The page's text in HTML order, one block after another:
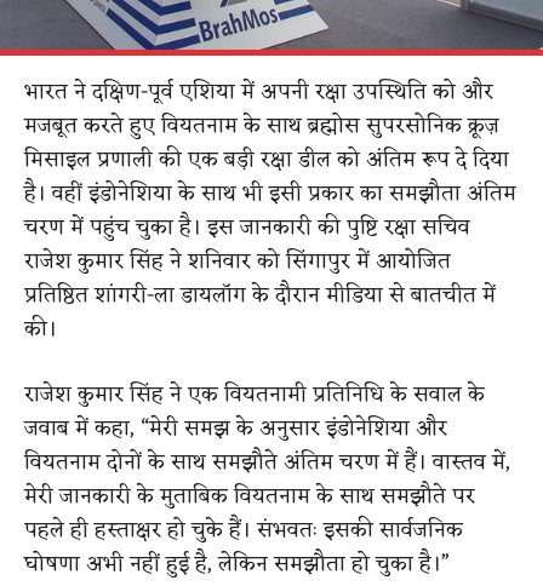
भारत ने दक्षिण-पूर्व एशिया में अपनी रक्षा उपस्थिति को और
मजबूत करते हुए वियतनाम के साथ ब्रह्मोस सुपरसोनिक क्रूज़
मिसाइल प्रणाली की एक बड़ी रक्षा डील को अंतिम रूप दे दिया
है। वहीं इंडोनेशिया के साथ भी इसी प्रकार का समझौता अंतिम
चरण में पहुंच चुका है। इस जानकारी की पुष्टि रक्षा सचिव
राजेश कुमार सिंह ने शनिवार को सिंगापुर में आयोजित
प्रतिष्ठित शांगरी-ला डायलॉग के दौरान मीडिया से बातचीत में
की।
राजेश कुमार सिंह ने एक वियतनामी प्रतिनिधि के सवाल के
जवाब में कहा, “मेरी समझ के अनुसार इंडोनेशिया और
वियतनाम दोनों के साथ समझौते अंतिम चरण में हैं। वास्तव में,
मेरी जानकारी के मुताबिक वियतनाम के साथ समझौते पर
पहले ही हस्ताक्षर हो चुके हैं। संभवतः इसकी सार्वजनिक
घोषणा अभी नहीं हुई है, लेकिन समझौता हो चुका है।”